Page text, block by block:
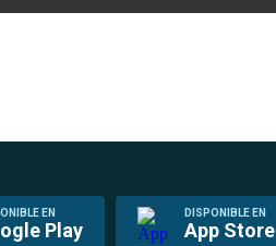
EN
Play
DISPONIBLE EN
App Store